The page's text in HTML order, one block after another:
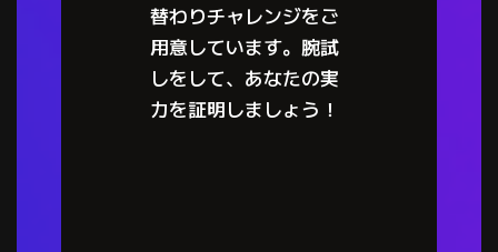
替わりチャレンジをご
用意しています。腕試
しをして、あなたの実
力を証明しましょう！